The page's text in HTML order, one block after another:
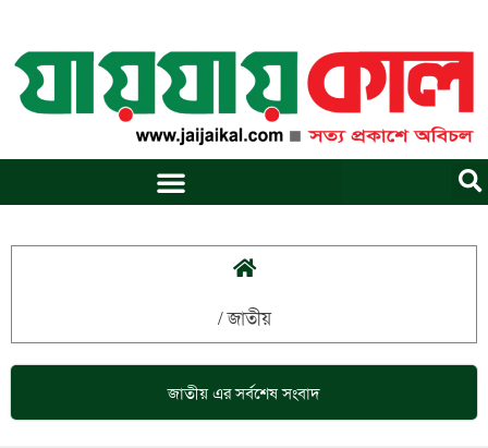
content
/জাতীয়
জাতীয়এর সর্বশেষ সংবাদ